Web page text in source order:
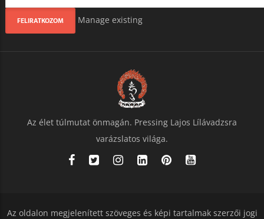
Manage existing
Az élet túlmutat önmagán. Pressing Lajos Lílávadzsra
varázslatos világa.
Az oldalon megjelenített szöveges és képi tartalmak szerzői jogi